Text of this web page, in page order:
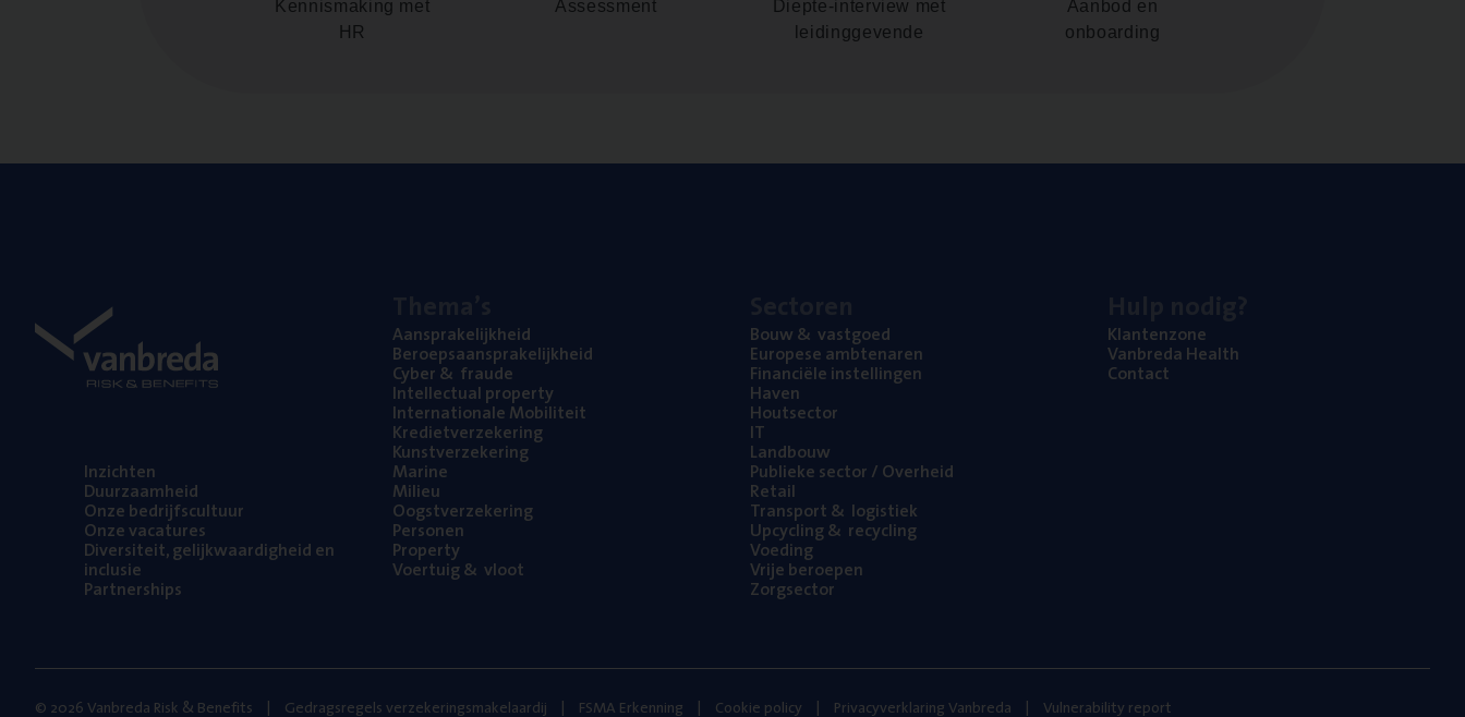
Kennismaking met
HR
Assessment
Diepte-interview met
leidinggevende
Aanbod en
onboarding
Inzich­ten
Duur­zaam­heid
Onze bedrijfs­cul­tuur
Onze vaca­tu­res
Diver­si­teit, gelijk­waar­dig­heid en
inclusie
Part­ner­ships
Aan­spra­ke­lijk­heid
Beroeps­aan­spra­ke­lijk­heid
Cyber& fraude
Intel­lec­tu­al property
Inter­na­ti­o­na­le Mobiliteit
Kre­diet­ver­ze­ke­ring
Kunst­ver­ze­ke­ring
Mari­ne
Mili­eu
Oogst­ver­ze­ke­ring
Per­so­nen
Pro­per­ty
Voer­tuig& vloot
Bouw& vastgoed
Euro­pe­se ambtenaren
Finan­ci­ë­le instellingen
Haven
Hout­sec­tor
IT
Land­bouw
Publie­ke sec­tor / Overheid
Retail
Trans­port& logistiek
Upcy­cling& recycling
Voe­ding
Vrije beroe­pen
Zorg­sec­tor
Klan­ten­zo­ne
Van­b­re­da Health
Con­tact
© 2026 Vanbreda Risk & Benefits Gedragsregels verzekeringsmakelaardij FSMA Erkenning Cookie policy Privacyverklaring Vanbreda Vulnerability report